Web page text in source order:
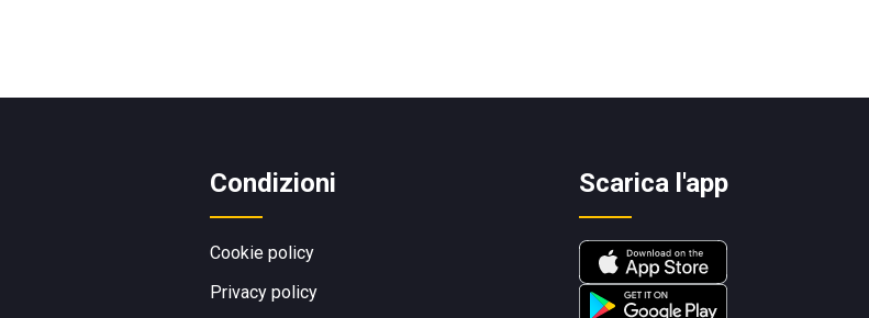
Condizioni
Cookie policy
Privacy policy
Scarica l'app